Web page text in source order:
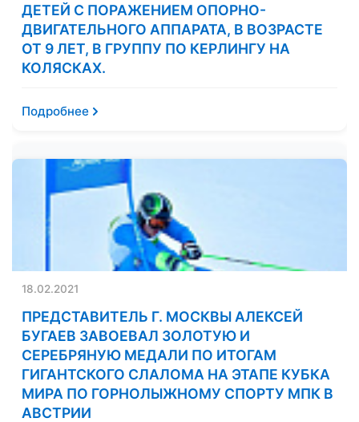
ДЕТЕЙ С ПОРАЖЕНИЕМ ОПОРНО-
ДВИГАТЕЛЬНОГО АППАРАТА, В ВОЗРАСТЕ
ОТ 9 ЛЕТ, В ГРУППУ ПО КЕРЛИНГУ НА
КОЛЯСКАХ.
Подробнее
18.02.2021
ПРЕДСТАВИТЕЛЬ Г. МОСКВЫ АЛЕКСЕЙ
БУГАЕВ ЗАВОЕВАЛ ЗОЛОТУЮ И
СЕРЕБРЯНУЮ МЕДАЛИ ПО ИТОГАМ
ГИГАНТСКОГО СЛАЛОМА НА ЭТАПЕ КУБКА
МИРА ПО ГОРНОЛЫЖНОМУ СПОРТУ МПК В
АВСТРИИ